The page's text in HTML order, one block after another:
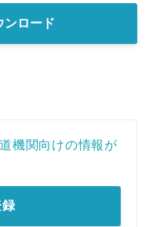
ンロード
機関向けの情報が
録